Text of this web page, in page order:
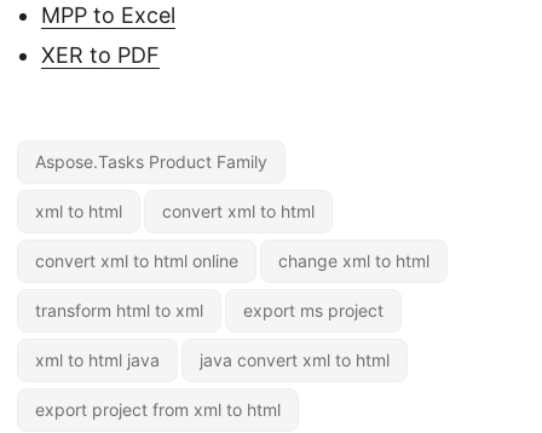
MPP to Excel
XER to PDF
Aspose.Tasks Product Family
xml to html convert xml to html
convert xml to html online change xml to html
transform html to xml export ms project
xml to html java java convert xml to html
export project from xml to html